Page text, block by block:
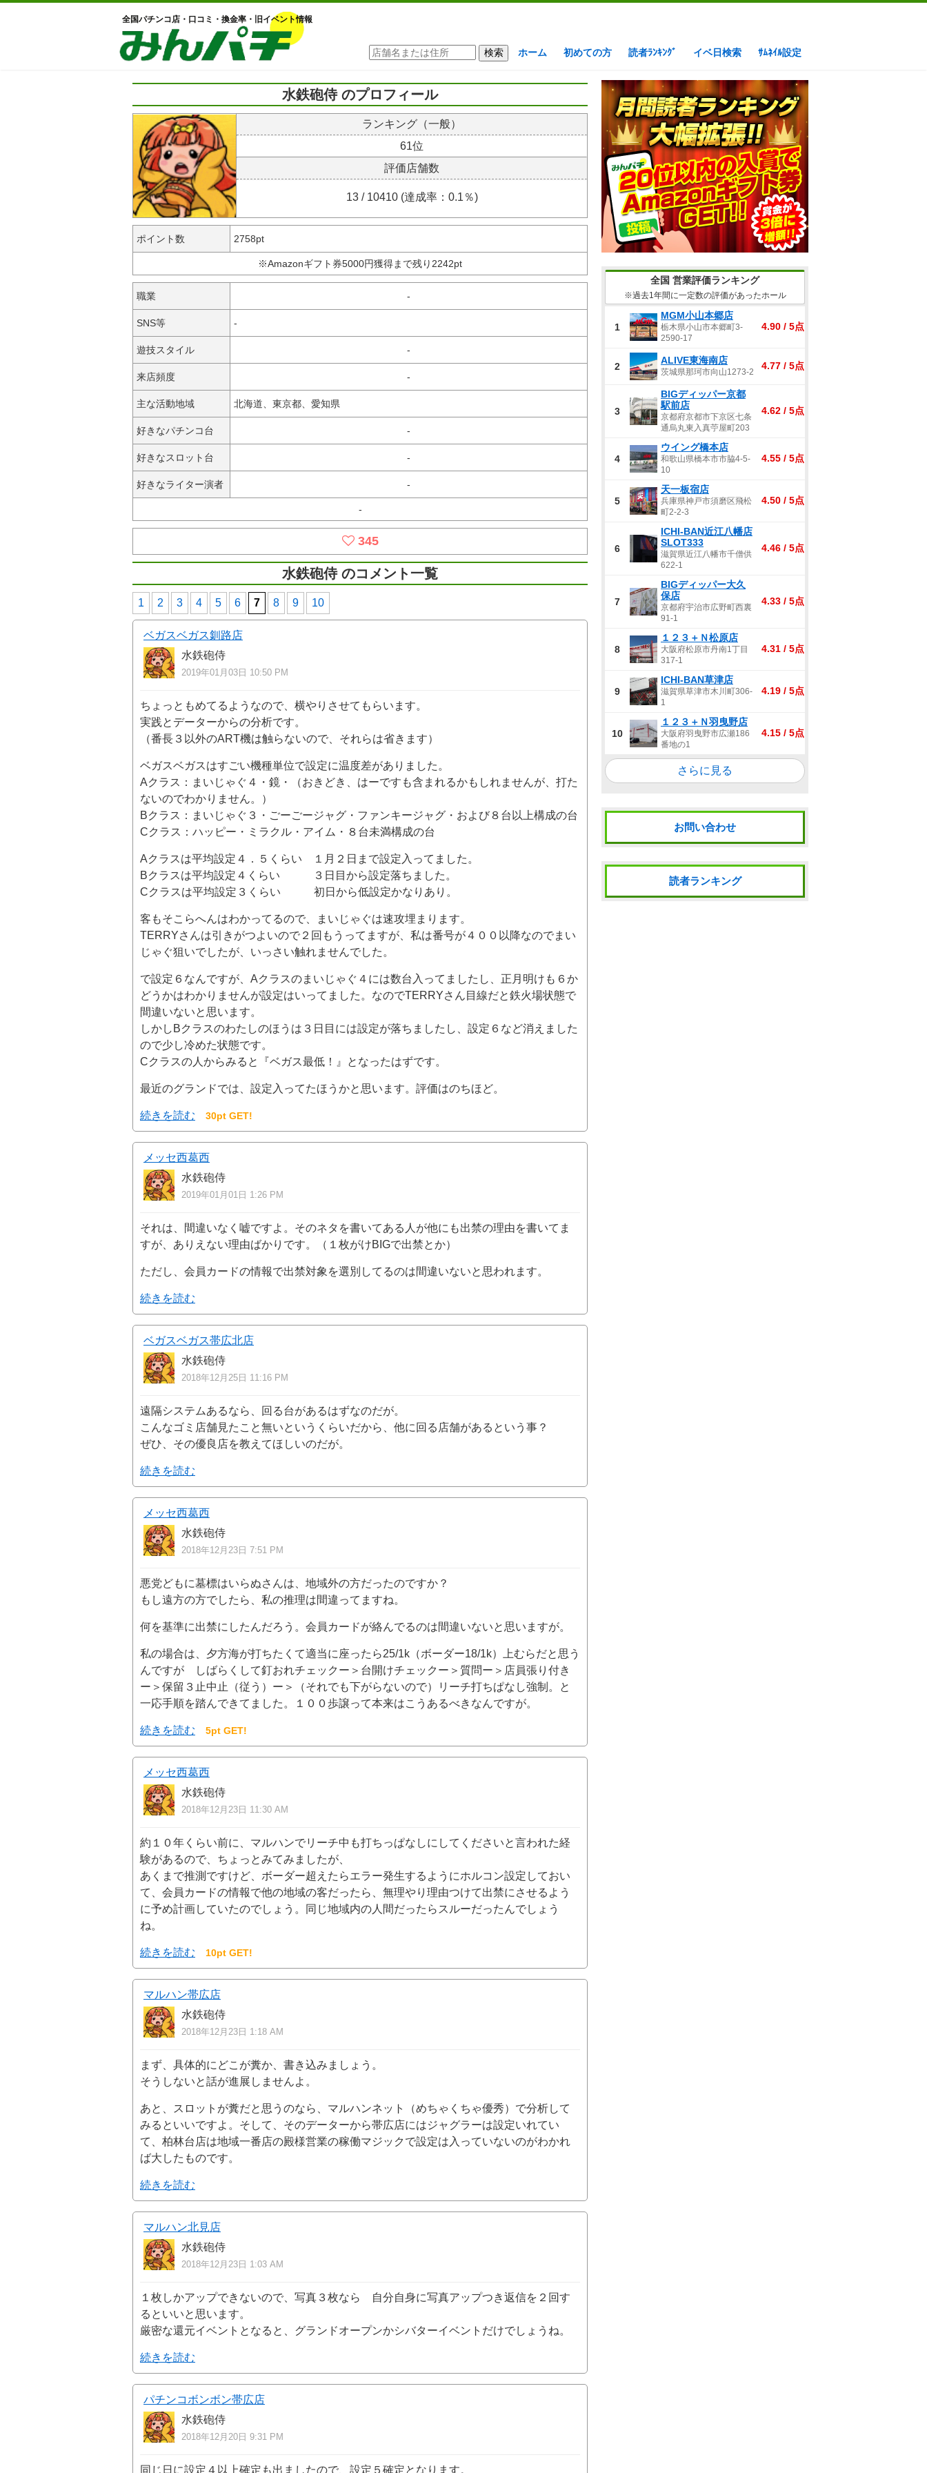
全国パチンコ店・口コミ・換金率・旧イベント情報
ホーム 初めての方 読者ﾗﾝｷﾝｸﾞ イベ日検索 ｻﾑﾈｲﾙ設定
水鉄砲侍 のプロフィール
ランキング（一般）
61位
評価店舗数
13 / 10410 (達成率：0.1％)
ポイント数 2758pt
※Amazonギフト券5000円獲得まで残り2242pt
職業 -
SNS等 -
遊技スタイル -
来店頻度 -
主な活動地域 北海道、東京都、愛知県
好きなパチンコ台 -
好きなスロット台 -
好きなライター演者 -
-
345
水鉄砲侍 のコメント一覧
1 2 3 4 5 6 7 8 9 10
ベガスベガス釧路店
水鉄砲侍
2019年01月03日 10:50 PM
ちょっともめてるようなので、横やりさせてもらいます。
実践とデーターからの分析です。
（番長３以外のART機は触らないので、それらは省きます）
ベガスベガスはすごい機種単位で設定に温度差がありました。
Aクラス：まいじゃぐ４・鏡・（おきどき、はーですも含まれるかもしれませんが、打た
ないのでわかりません。）
Bクラス：まいじゃぐ３・ごーごージャグ・ファンキージャグ・および８台以上構成の台
Cクラス：ハッピー・ミラクル・アイム・８台未満構成の台
Aクラスは平均設定４．５くらい １月２日まで設定入ってました。
Bクラスは平均設定４くらい ３日目から設定落ちました。
Cクラスは平均設定３くらい 初日から低設定かなりあり。
客もそこらへんはわかってるので、まいじゃぐは速攻埋まります。
TERRYさんは引きがつよいので２回もうってますが、私は番号が４００以降なのでまい
じゃぐ狙いでしたが、いっさい触れませんでした。
で設定６なんですが、Aクラスのまいじゃぐ４には数台入ってましたし、正月明けも６か
どうかはわかりませんが設定はいってました。なのでTERRYさん目線だと鉄火場状態で
間違いないと思います。
しかしBクラスのわたしのほうは３日目には設定が落ちましたし、設定６など消えました
ので少し冷めた状態です。
Cクラスの人からみると『ベガス最低！』となったはずです。
最近のグランドでは、設定入ってたほうかと思います。評価はのちほど。
続きを読む 30pt GET!
メッセ西葛西
水鉄砲侍
2019年01月01日 1:26 PM
それは、間違いなく嘘ですよ。そのネタを書いてある人が他にも出禁の理由を書いてま
すが、ありえない理由ばかりです。（１枚がけBIGで出禁とか）
ただし、会員カードの情報で出禁対象を選別してるのは間違いないと思われます。
続きを読む
ベガスベガス帯広北店
水鉄砲侍
2018年12月25日 11:16 PM
遠隔システムあるなら、回る台があるはずなのだが。
こんなゴミ店舗見たこと無いというくらいだから、他に回る店舗があるという事？
ぜひ、その優良店を教えてほしいのだが。
続きを読む
メッセ西葛西
水鉄砲侍
2018年12月23日 7:51 PM
悪党どもに墓標はいらぬさんは、地域外の方だったのですか？
もし遠方の方でしたら、私の推理は間違ってますね。
何を基準に出禁にしたんだろう。会員カードが絡んでるのは間違いないと思いますが。
私の場合は、夕方海が打ちたくて適当に座ったら25/1k（ボーダー18/1k）上むらだと思う
んですが しばらくして釘おれチェックー＞台開けチェックー＞質問ー＞店員張り付き
ー＞保留３止中止（従う）ー＞（それでも下がらないので）リーチ打ちぱなし強制。と
一応手順を踏んできてました。１００歩譲って本来はこうあるべきなんですが。
続きを読む 5pt GET!
メッセ西葛西
水鉄砲侍
2018年12月23日 11:30 AM
約１０年くらい前に、マルハンでリーチ中も打ちっぱなしにしてくださいと言われた経
験があるので、ちょっとみてみましたが、
あくまで推測ですけど、ボーダー超えたらエラー発生するようにホルコン設定しておい
て、会員カードの情報で他の地域の客だったら、無理やり理由つけて出禁にさせるよう
に予め計画していたのでしょう。同じ地域内の人間だったらスルーだったんでしょう
ね。
続きを読む 10pt GET!
マルハン帯広店
水鉄砲侍
2018年12月23日 1:18 AM
まず、具体的にどこが糞か、書き込みましょう。
そうしないと話が進展しませんよ。
あと、スロットが糞だと思うのなら、マルハンネット（めちゃくちゃ優秀）で分析して
みるといいですよ。そして、そのデーターから帯広店にはジャグラーは設定いれてい
て、柏林台店は地域一番店の殿様営業の稼働マジックで設定は入っていないのがわかれ
ば大したものです。
続きを読む
マルハン北見店
水鉄砲侍
2018年12月23日 1:03 AM
１枚しかアップできないので、写真３枚なら 自分自身に写真アップつき返信を２回す
るといいと思います。
厳密な還元イベントとなると、グランドオープンかシバターイベントだけでしょうね。
続きを読む
パチンコボンボン帯広店
水鉄砲侍
2018年12月20日 9:31 PM
同じ日に設定４以上確定も出ましたので、設定５確定となります。
全国 営業評価ランキング
※過去1年間に一定数の評価があったホール
1
MGM小山本郷店
栃木県小山市本郷町3-
2590-17
4.90 / 5点
2
ALIVE東海南店
茨城県那珂市向山1273-2
4.77 / 5点
3
BIGディッパー京都
駅前店
京都府京都市下京区七条
通烏丸東入真苧屋町203
4.62 / 5点
4
ウイング橋本店
和歌山県橋本市市脇4-5-
10
4.55 / 5点
5
天一板宿店
兵庫県神戸市須磨区飛松
町2-2-3
4.50 / 5点
6
ICHI-BAN近江八幡店
SLOT333
滋賀県近江八幡市千僧供
622-1
4.46 / 5点
7
BIGディッパー大久
保店
京都府宇治市広野町西裏
91-1
4.33 / 5点
8
１２３＋Ｎ松原店
大阪府松原市丹南1丁目
317-1
4.31 / 5点
9
ICHI-BAN草津店
滋賀県草津市木川町306-
1
4.19 / 5点
10
１２３＋Ｎ羽曳野店
大阪府羽曳野市広瀬186
番地の1
4.15 / 5点
さらに見る
お問い合わせ
読者ランキング